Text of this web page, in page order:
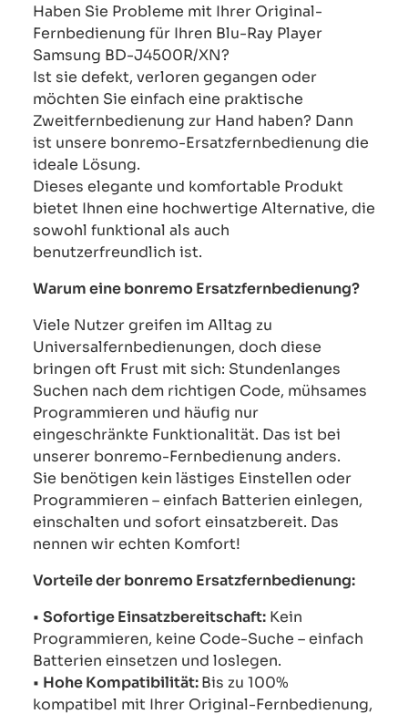
Haben Sie Probleme mit Ihrer Original-
Fernbedienung für Ihren Blu-Ray Player
Samsung BD-J4500R/XN?
Ist sie defekt, verloren gegangen oder
möchten Sie einfach eine praktische
Zweitfernbedienung zur Hand haben? Dann
ist unsere bonremo-Ersatzfernbedienung die
ideale Lösung.
Dieses elegante und komfortable Produkt
bietet Ihnen eine hochwertige Alternative, die
sowohl funktional als auch
benutzerfreundlich ist.
Warum eine bonremo Ersatzfernbedienung?
Viele Nutzer greifen im Alltag zu
Universalfernbedienungen, doch diese
bringen oft Frust mit sich: Stundenlanges
Suchen nach dem richtigen Code, mühsames
Programmieren und häufig nur
eingeschränkte Funktionalität. Das ist bei
unserer bonremo-Fernbedienung anders.
Sie benötigen kein lästiges Einstellen oder
Programmieren – einfach Batterien einlegen,
einschalten und sofort einsatzbereit. Das
nennen wir echten Komfort!
Vorteile der bonremo Ersatzfernbedienung:
• Sofortige Einsatzbereitschaft: Kein
Programmieren, keine Code-Suche – einfach
Batterien einsetzen und loslegen.
• Hohe Kompatibilität:Bis zu 100%
kompatibel mit Ihrer Original-Fernbedienung,